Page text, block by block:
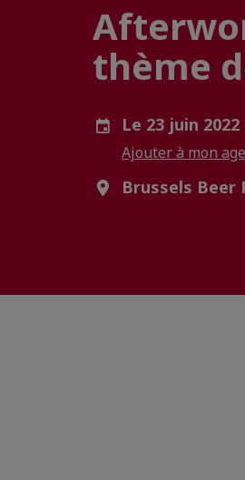
thème
Le 23 juin
Ajouter à mon
Brussels Beer